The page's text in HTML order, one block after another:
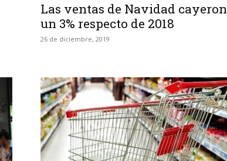
Las ventas de Navidad cayeron
un 3% respecto de 2018
26 de diciembre, 2019